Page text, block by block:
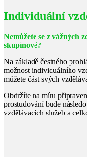
Individuální
Nemůžete se z vážných
skupinově?
Na základě čestného
možnost individuálního
můžete část svých
Obdržíte na míru
prostudování bude
vzdělávacích služeb a